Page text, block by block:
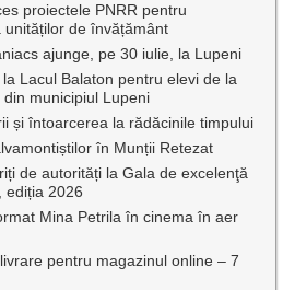
proiectele PNRR pentru
de învățământ
ajunge, pe 30 iulie, la Lupeni
Lacul Balaton pentru elevi de la
municipiul Lupeni
și întoarcerea la rădăcinile timpului
în Munții Retezat
de autorități la Gala de excelenţă
ediția 2026
Mina Petrila în cinema în aer
pentru magazinul online – 7